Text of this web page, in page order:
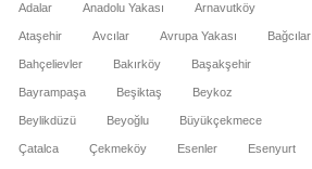
Adalar Anadolu Yakası Arnavutköy
Ataşehir Avcılar Avrupa Yakası Bağcılar
Bahçelievler Bakırköy Başakşehir
Bayrampaşa Beşiktaş Beykoz
Beylikdüzü Beyoğlu Büyükçekmece
Çatalca Çekmeköy Esenler Esenyurt